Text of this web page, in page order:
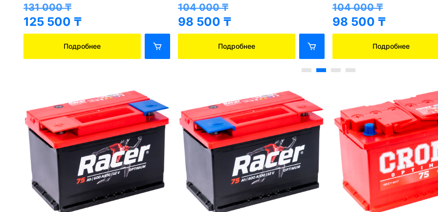
131 000₸
125 500 ₸
Подробнее
104 000₸
98 500 ₸
Подробнее
104 000₸
98 500 ₸
Подробнее